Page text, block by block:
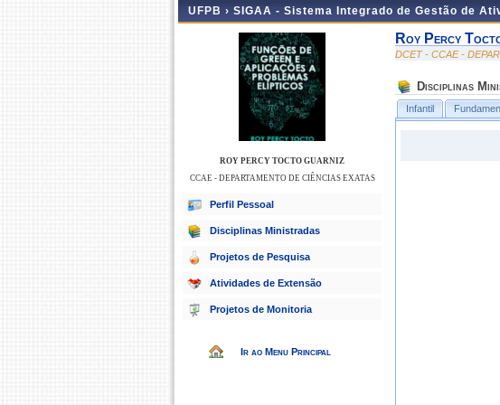
UFPB › SIGAA - Sistema Integrado de Gestão de
ROY PERCY TOCTO GUARNIZ
CCAE - DEPARTAMENTO DE CIÊNCIAS EXATAS
Perfil Pessoal
Disciplinas Ministradas
Projetos de Pesquisa
Atividades de Extensão
Projetos de Monitoria
Ir ao Menu Principal
Roy Percy
DCET - CCAE -
Disciplinas
Infantil